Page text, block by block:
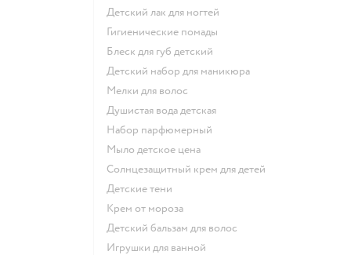
детский лак для ногтей
гигиенические помады
блеск для губ детский
детский набор для маникюра
мелки для волос
душистая вода детская
набор парфюмерный
мыло детское цена
солнцезащитный крем для детей
детские тени
крем от мороза
детский бальзам для волос
игрушки для ванной